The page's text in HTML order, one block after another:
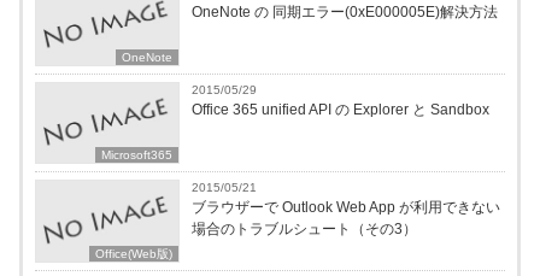
OneNote
OneNote の 同期エラー(0xE000005E)解決方法
Microsoft365
2015/05/29
Office 365 unified API の Explorer と Sandbox
Office(Web版)
2015/05/21
ブラウザーで Outlook Web App が利用できない
場合のトラブルシュート（その3）